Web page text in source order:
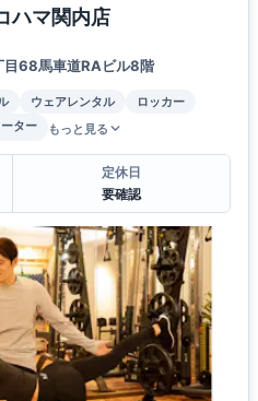
ハマ関内店
目68馬車道RAビル8階
ウェアレンタル
ロッカー
ター もっと見る
定休日
要確認